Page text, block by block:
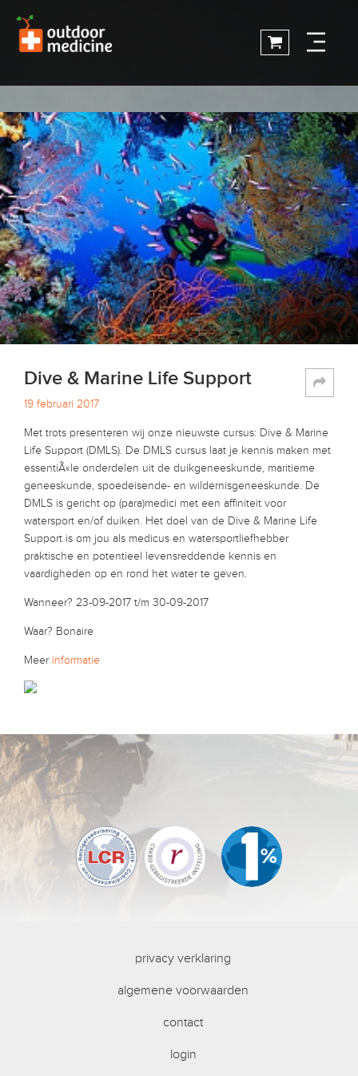
Dive & Marine Life Support
19 februari 2017
Met trots presenteren wij onze nieuwste cursus: Dive & Marine
Life Support (DMLS). De DMLS cursus laat je kennis maken met
essentiÃ«le onderdelen uit de duikgeneeskunde, maritieme
geneeskunde, spoedeisende- en wildernisgeneeskunde. De
DMLS is gericht op (para)medici met een affiniteit voor
watersport en/of duiken. Het doel van de Dive & Marine Life
Support is om jou als medicus en watersportliefhebber
praktische en potentieel levensreddende kennis en
vaardigheden op en rond het water te geven.
Wanneer? 23-09-2017 t/m 30-09-2017
Waar? Bonaire
Meer informatie
privacy verklaring
algemene voorwaarden
contact
login